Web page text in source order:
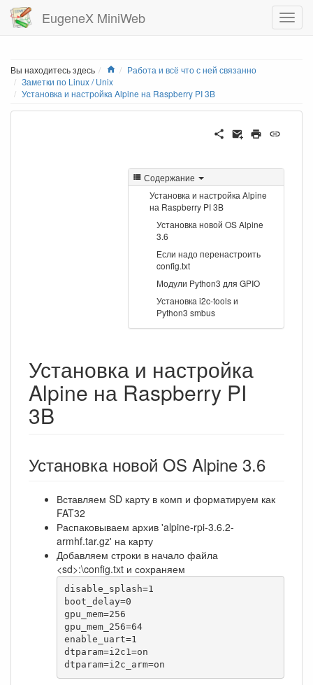
EugeneX MiniWeb
Вы находитесь здесь Home
Работа и всё что с ней связанно
Заметки по Linux / Unix
Установка и настройка Alpine на Raspberry PI 3B
Содержание
Установка и настройка Alpine
на Raspberry PI 3B
Установка новой OS Alpine
3.6
Если надо перенастроить
config.txt
Модули Python3 для GPIO
Установка i2c-tools и
Python3 smbus
Установка и настройка
Alpine на Raspberry PI
3B
Установка новой OS Alpine 3.6
Вставляем SD карту в комп и форматируем как
FAT32
Распаковываем архив 'alpine-rpi-3.6.2-
armhf.tar.gz' на карту
Добавляем строки в начало файла
<sd>:\config.txt и сохраняем
disable_splash=1
boot_delay=0
gpu_mem=256
gpu_mem_256=64
enable_uart=1
dtparam=i2c1=on
dtparam=i2c_arm=on